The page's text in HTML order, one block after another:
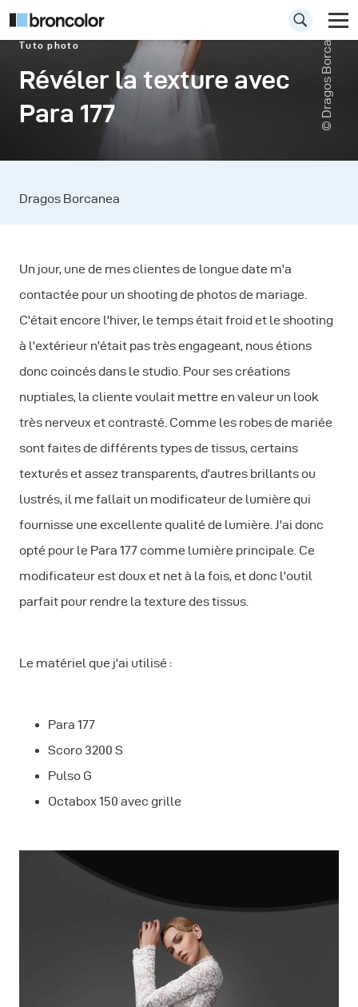
Tuto photo
Révéler la texture avec
Para 177
© Dragos Borcanea
Dragos Borcanea
Un jour, une de mes clientes de longue date m'a
contactée pour un shooting de photos de mariage.
C'était encore l'hiver, le temps était froid et le shooting
à l'extérieur n'était pas très engageant, nous étions
donc coincés dans le studio. Pour ses créations
nuptiales, la cliente voulait mettre en valeur un look
très nerveux et contrasté. Comme les robes de mariée
sont faites de différents types de tissus, certains
texturés et assez transparents, d'autres brillants ou
lustrés, il me fallait un modificateur de lumière qui
fournisse une excellente qualité de lumière. J'ai donc
opté pour le Para 177 comme lumière principale. Ce
modificateur est doux et net à la fois, et donc l'outil
parfait pour rendre la texture des tissus.
Le matériel que j'ai utilisé :
Para 177
Scoro 3200 S
Pulso G
Octabox 150 avec grille